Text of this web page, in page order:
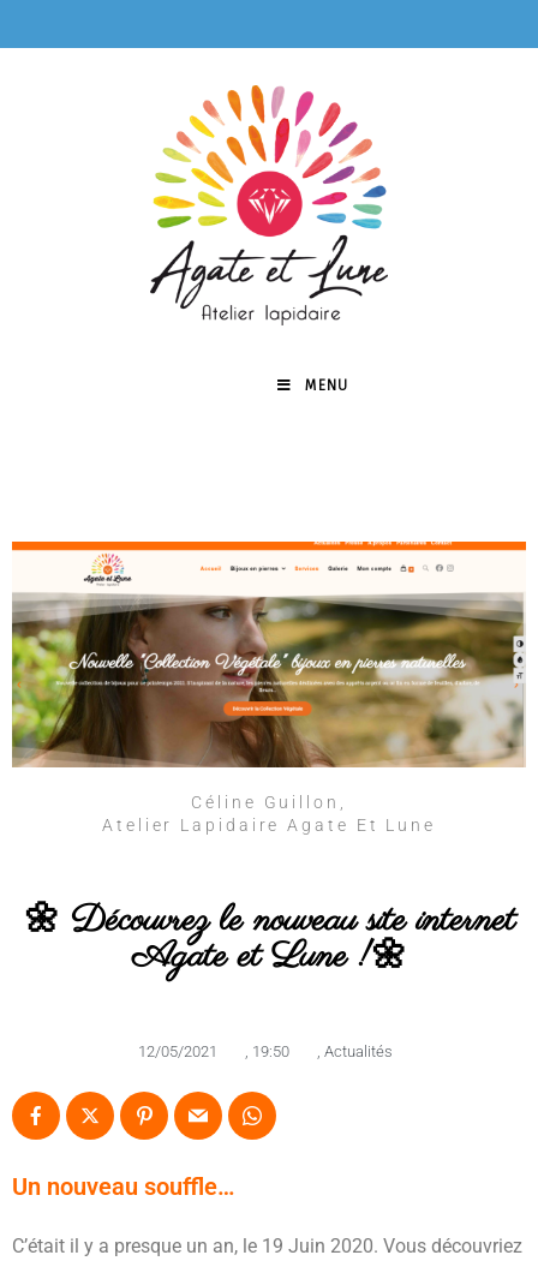
MENU
Céline Guillon,
Atelier Lapidaire Agate Et Lune
🌼 Découvrez le nouveau site internet
Agate et Lune !🌼
12/05/2021 19:50 Actualités
Un nouveau souffle…
C’était il y a presque un an, le 19 Juin 2020. Vous découvriez